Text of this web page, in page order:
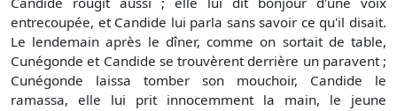
entrecoupée, et Candide lui parla sans savoir ce qu'il disait.
Le lendemain après le dîner, comme on sortait de table,
Cunégonde et Candide se trouvèrent derrière un paravent ;
Cunégonde laissa tomber son mouchoir, Candide le
ramassa, elle lui prit innocemment la main, le jeune